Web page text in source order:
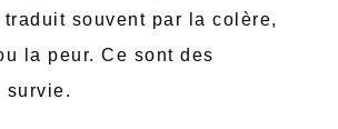
traduit souvent par la colère,
la peur. Ce sont des
survie.